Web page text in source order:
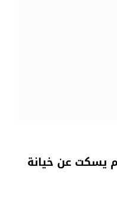
يسكت عن خيانة